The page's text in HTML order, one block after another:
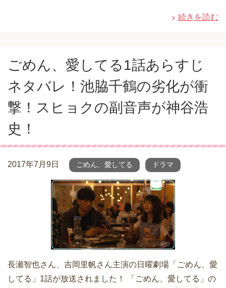
続きを読む
ごめん、愛してる1話あらすじ
ネタバレ！池脇千鶴の劣化が衝
撃！スヒョクの副音声が神谷浩
史！
2017年7月9日 ごめん、愛してる ドラマ
長瀬智也さん、吉岡里帆さん主演の日曜劇場「ごめん、愛
してる」1話が放送されました！ 「ごめん、愛してる」の